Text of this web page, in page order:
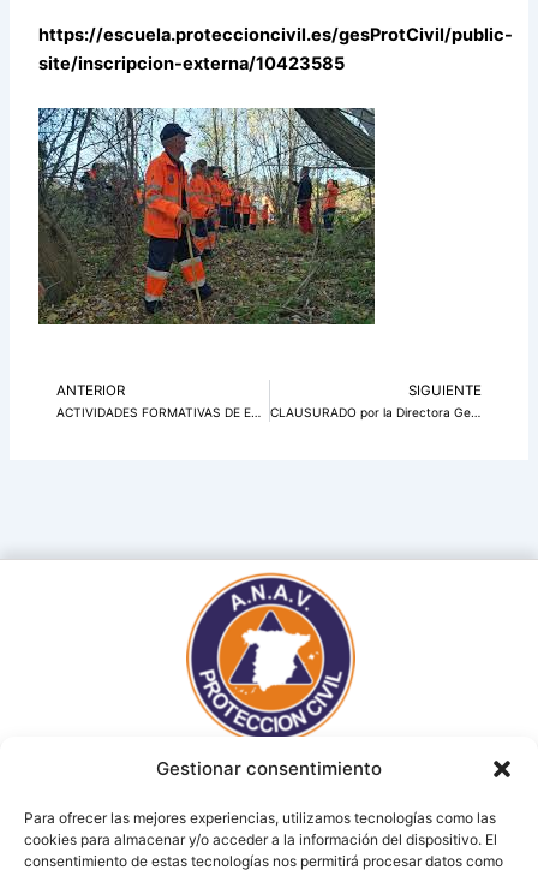
Gestionar consentimiento
Para ofrecer las mejores experiencias, utilizamos tecnologías como las
cookies para almacenar y/o acceder a la información del dispositivo. El
consentimiento de estas tecnologías nos permitirá procesar datos como
https://escuela.proteccioncivil.es/gesProtCivil/public-
site/inscripcion-externa/10423585
Ant
ANTERIOR
ACTIVIDADES FORMATIVAS DE ENPC DESCENTRALIZADAS , COORDINADAS POR ANAV PROTECCION CIVIL ESPAÑA
SIGUIENTE
CLAUSURADO por la Directora General de Emergencias y Protección Civil y el Presidente de ANAV Protección Civil el curso de Salvamento Acuático con sede en Verjer de la Frontera